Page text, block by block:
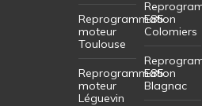
Reprogrammation
moteur
Toulouse
Reprogrammation
moteur
Léguevin
E85
Colomiers
E85
Blagnac